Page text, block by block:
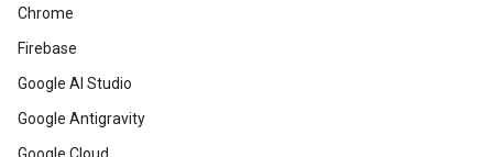
Chrome
Firebase
Google AI Studio
Google Antigravity